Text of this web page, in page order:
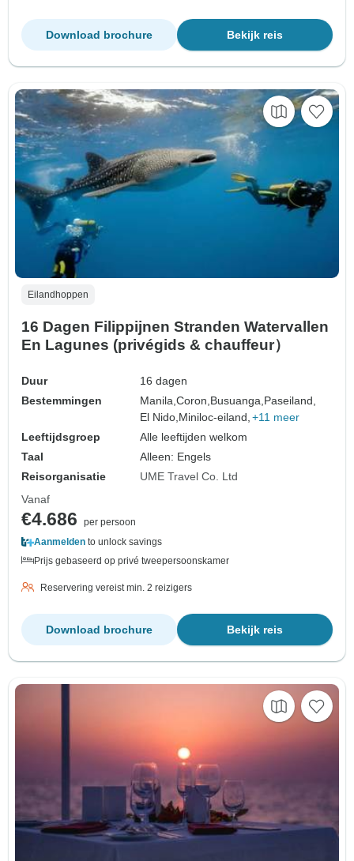
Bekijk reis
Download brochure
Eilandhoppen
16 Dagen Filippijnen Stranden Watervallen
En Lagunes (privégids & chauffeur）
Duur
16 dagen
Bestemmingen
Manila,Coron,Busuanga,Paseiland,
El Nido,Miniloc-eiland, +11 meer
Leeftijdsgroep
Alle leeftijden welkom
Taal
Alleen: Engels
Reisorganisatie
UME Travel Co. Ltd
Vanaf
€4.686
per persoon
Aanmelden to unlock savings
Prijs gebaseerd op privé tweepersoonskamer
Reservering vereist min. 2 reizigers
Bekijk reis
Download brochure